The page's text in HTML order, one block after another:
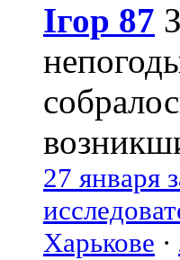
Ігор 87
27 января
Харькове ·